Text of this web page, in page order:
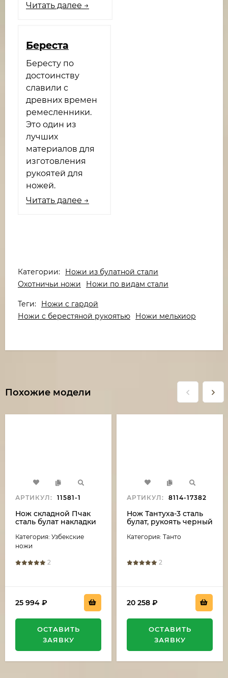
Читать далее →
Береста
Бересту по
достоинству
славили с
древних времен
ремесленники.
Это один из
лучших
материалов для
изготовления
рукоятей для
ножей.
Читать далее →
Категории:
Ножи из булатной стали
Охотничьи ножи
Ножи по видам стали
Теги:
Ножи с гардой
Ножи с берестяной рукоятью
Ножи мельхиор
Похожие модели
АРТИКУЛ: 11581-1
Нож складной Пчак
сталь булат накладки
Категория: Узбекские
ножи
2
25 994 ₽
ОСТАВИТЬ
ЗАЯВКУ
АРТИКУЛ: 8114-17382
Нож Тантуха-3 сталь
булат, рукоять черный
береза
Категория: Танто
2
20 258 ₽
ОСТАВИТЬ
ЗАЯВКУ